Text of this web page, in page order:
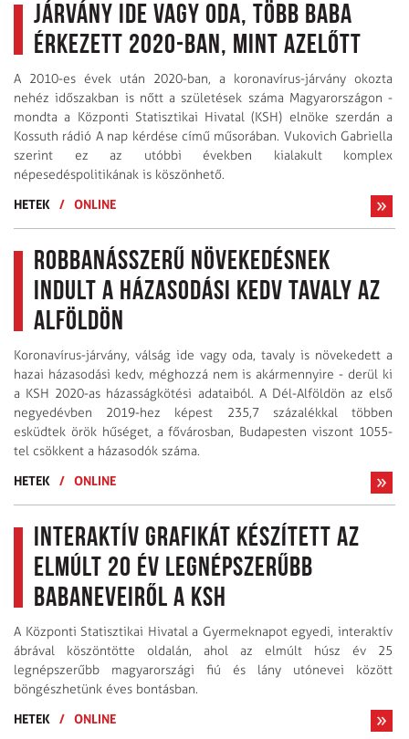
Járvány ide vagy oda, több baba
érkezett 2020-ban, mint azelőtt
A 2010-es évek után 2020-ban, a koronavírus-járvány okozta
nehéz időszakban is nőtt a születések száma Magyarországon -
mondta a Központi Statisztikai Hivatal (KSH) elnöke szerdán a
Kossuth rádió A nap kérdése című műsorában. Vukovich Gabriella
szerint ez az utóbbi években kialakult komplex
népesedéspolitikának is köszönhető.
HETEK
/ ONLINE
Robbanásszerű növekedésnek
indult a házasodási kedv tavaly az
Alföldön
Koronavírus-járvány, válság ide vagy oda, tavaly is növekedett a
hazai házasodási kedv, méghozzá nem is akármennyire - derül ki
a KSH 2020-as házasságkötési adataiból. A Dél-Alföldön az első
negyedévben 2019-hez képest 235,7 százalékkal többen
esküdtek örök hűséget, a fővárosban, Budapesten viszont 1055-
tel csökkent a házasodók száma.
HETEK
/ ONLINE
Interaktív grafikát készített az
elmúlt 20 év legnépszerűbb
babaneveiről a KSH
A Központi Statisztikai Hivatal a Gyermeknapot egyedi, interaktív
ábrával köszöntötte oldalán, ahol az elmúlt húsz év 25
legnépszerűbb magyarországi fiú és lány utónevei között
böngészhetünk éves bontásban.
HETEK
/ ONLINE